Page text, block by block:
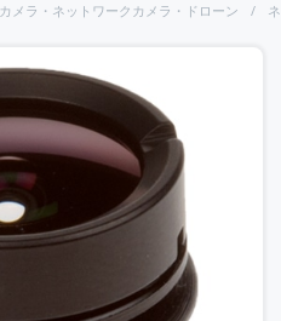
カメラ・ネットワークカメラ・ドローン